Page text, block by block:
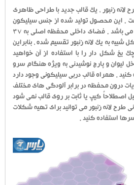
لانه زنبور ، یک قالب جدید با طراحی ظاهری
است . این محصول تولید شده از جنس سیلیکون
نرم ، منعطف و البته مقاوم می باشد . فضای داخلی محفظه اصلی به 37
به یک لانه زنبور تقسیم شده ، بنابراین
یخ شکل دار را با استفاده از آن خواهید
لیوان و پارچ نوشیدنی به ویژه هنگام سرو
کنید . همراه قالب دربی سیلیکونی وجود دارد
درون محفظه در برابر آلودگی های مختلف
اصطلاحاً کیپ یا ثابت بر روی قالب نمی شود
طرح لانه زنبور می توانید برای تهیه شکلات
استفاده کنید .